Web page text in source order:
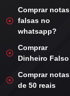
Comprar notas
falsas no
whatsapp?
Comprar
Dinheiro Falso
Comprar notas
de 50 reais